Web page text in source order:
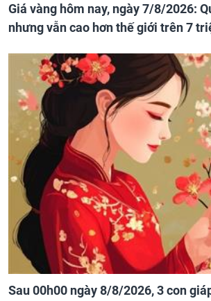
Giá vàng hôm nay, ngày 7/8/2026:
nhưng vẫn cao hơn thế giới trên 7
Sau 00h00 ngày 8/8/2026, 3 con